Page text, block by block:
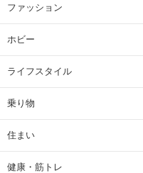
ファッション
ホビー
ライフスタイル
乗り物
住まい
健康・筋トレ